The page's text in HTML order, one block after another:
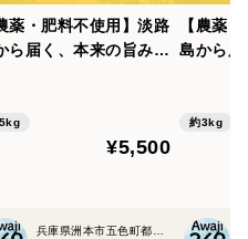
薬・肥料不使用】淡路
ら届く、本来の旨みに
いる」5キロ ずっし
種淡路島の豊かな土壌
来種
¥5,500
【農薬
島から届
きてい
種在来種
約3kg